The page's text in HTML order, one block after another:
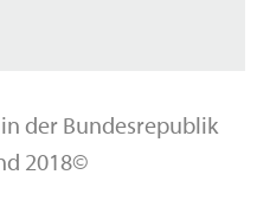
der Bundesrepublik
2018©